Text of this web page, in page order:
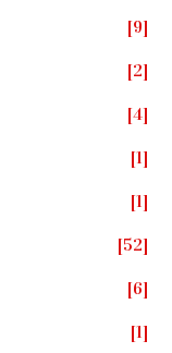
9
2
4
1
1
52
6
1